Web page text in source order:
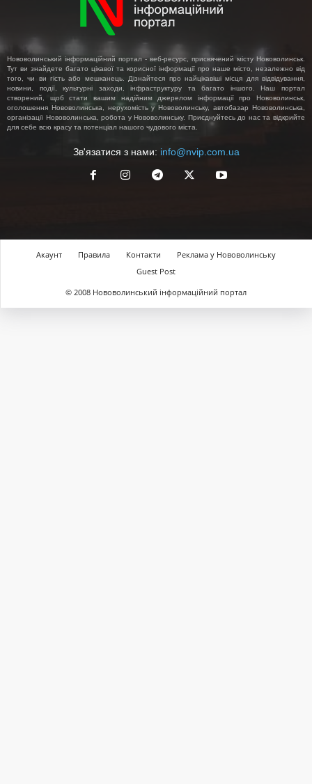
Нововолинський інформаційний портал - веб-ресурс, присвячений місту Нововолинськ.
Тут ви знайдете багато цікавої та корисної інформації про наше місто, незалежно від
того, чи ви гість або мешканець. Дізнайтеся про найцікавіші місця для відвідування,
новини, події, культурні заходи, інфраструктуру та багато іншого. Наш портал
створений, щоб стати вашим надійним джерелом інформації про Нововолинськ,
оголошення Нововолинська, нерухомість у Нововолинську, автобазар Нововолинська,
організації Нововолинська, робота у Нововолинську. Приєднуйтесь до нас та відкрийте
для себе всю красу та потенціал нашого чудового міста.
Зв'язатися з нами: info@nvip.com.ua
Акаунт Правила Контакти
Реклама у Нововолинську
Guest Post
© 2008 Нововолинський інформаційний портал